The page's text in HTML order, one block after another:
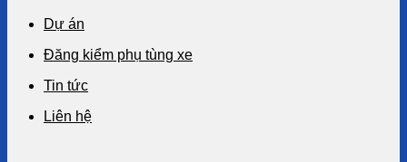
Dự án
Đăng kiểm phụ tùng xe
Tin tức
Liên hệ